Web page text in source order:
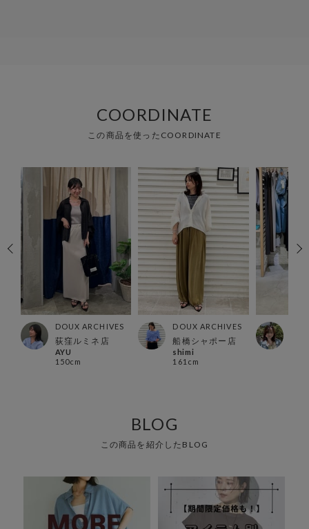
COORDINATE
この商品を使ったCOORDINATE
DOUX ARCHIVES
荻窪ルミネ店
AYU
150cm
DOUX ARCHIVES
船橋シャポー店
shimi
161cm
BLOG
この商品を紹介したBLOG